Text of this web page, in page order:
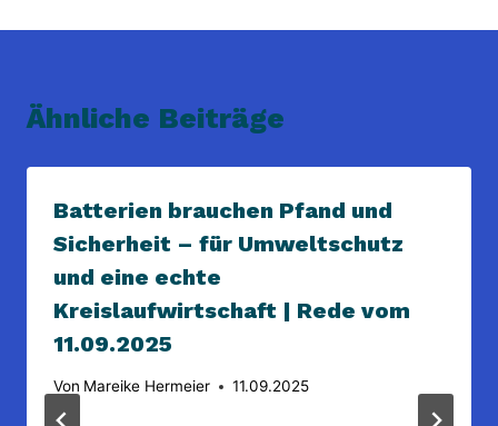
Ähnliche Beiträge
Batterien brauchen Pfand und
Sicherheit – für Umweltschutz
und eine echte
Kreislaufwirtschaft | Rede vom
11.09.2025
Von Mareike Hermeier 11.09.2025